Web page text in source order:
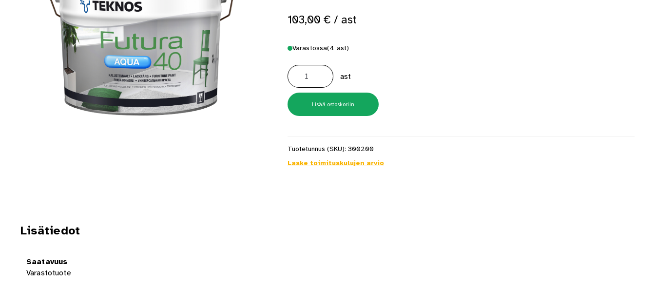
103,00 € / ast
Varastossa(4 ast)
Futura
Aqua
40
PM1
valkoinen
2,7
l
Kalustemaali
määrä
ast
Lisää ostoskoriin
Tuotetunnus (SKU): 300200
Laske toimituskulujen arvio
Lisätiedot
Saatavuus
Varastotuote